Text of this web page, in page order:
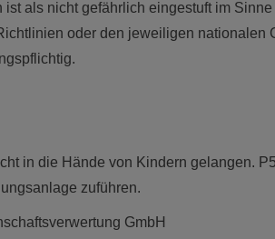
ist als nicht gefährlich eingestuft im
oder den jeweiligen nationalen
in die Hände von Kindern gelangen.
zuführen.
GmbH